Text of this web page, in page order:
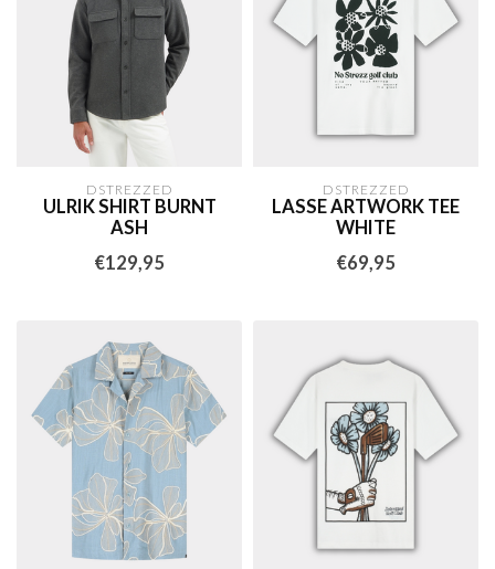
DSTREZZED
ULRIK SHIRT BURNT
ASH
€129,95
DSTREZZED
LASSE ARTWORK TEE
WHITE
€69,95